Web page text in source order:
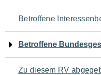
für
den
Seiteninhalt
Betroffene
Betroffene
Zu diesem RV